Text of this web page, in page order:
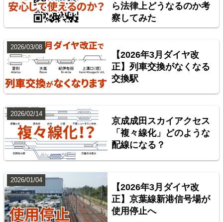
中央本線（東京～塩尻）
4
ら法律上どうなるのか考
察してみた
【2026年3月ダイヤ改
正】列車交換がなくなる
交換駅
2026/03/08
京成成田スカイアクセス
「複々線化」どのような
配線になる？
2026/02/14
【2026年3月ダイヤ改
正】京葉線新港信号場が
使用停止へ
2026/01/04